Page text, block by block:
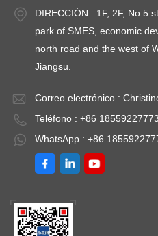
DIRECCIÓN : 1F, 2F, No.5
park of SMES, economic
north road and the west of
Jiangsu.
Correo electrónico :
Teléfono : +86 18559227773
WhatsApp : +86